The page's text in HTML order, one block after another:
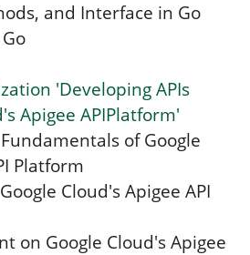
and Interface in Go
'Developing APIs
Apigee APIPlatform'
of Google
Platform
Cloud's Apigee API
on Google Cloud's Apigee